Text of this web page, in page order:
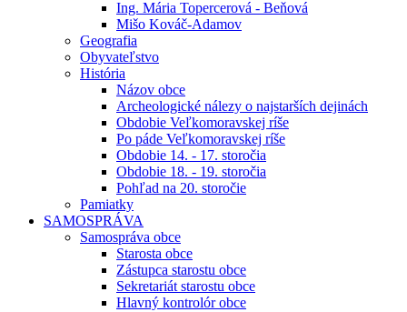
Ing. Mária Topercerová - Beňová
Mišo Kováč-Adamov
Geografia
Obyvateľstvo
História
Názov obce
Archeologické nálezy o najstarších dejinách
Obdobie Veľkomoravskej ríše
Po páde Veľkomoravskej ríše
Obdobie 14. - 17. storočia
Obdobie 18. - 19. storočia
Pohľad na 20. storočie
Pamiatky
SAMOSPRÁVA
Samospráva obce
Starosta obce
Zástupca starostu obce
Sekretariát starostu obce
Hlavný kontrolór obce